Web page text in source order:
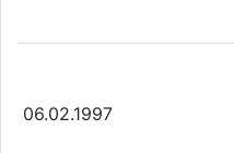
06.02.1997